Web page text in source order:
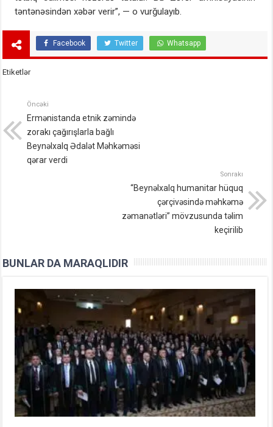
təntənəsindən xəbər verir”, — o vurğulayıb.
Facebook Twitter Whatsapp
Etiketlər
Öncəki
Ermənistanda etnik zəmində
zorakı çağırışlarla bağlı
Beynəlxalq Ədalət Məhkəməsi
qərar verdi
Sonrakı
“Beynəlxalq humanitar hüquq
çərçivəsində məhkəmə
zəmanətləri” mövzusunda təlim
keçirilib
BUNLAR DA MARAQLIDIR